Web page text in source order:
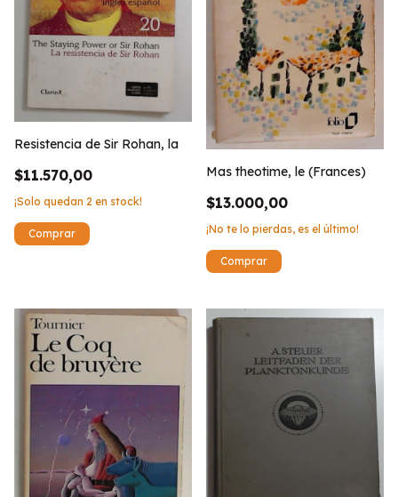
Resistencia de Sir Rohan, la
$11.570,00
¡Solo quedan 2 en stock!
Mas theotime, le (Frances)
$13.000,00
¡No te lo pierdas, es el último!